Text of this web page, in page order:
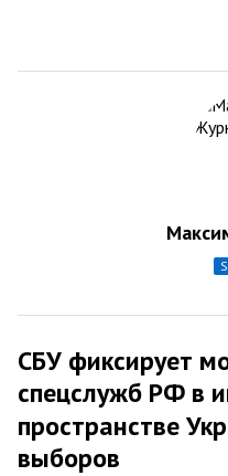
СБУ фиксирует
спецслужб РФ в
пространстве
выборов